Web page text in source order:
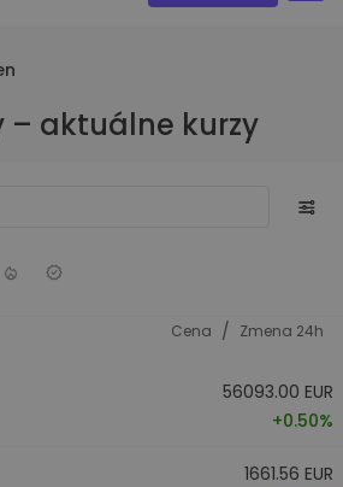
– aktuálne kurzy
Cena / Zmena 24h
56093.00 EUR
+0.50%
1661.56 EUR